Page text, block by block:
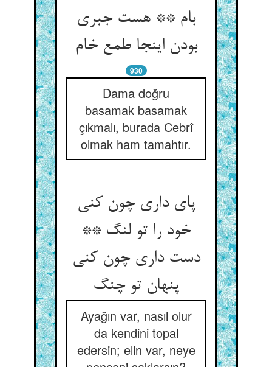
بام ** هست جبری
بودن اینجا طمع خام‌‌
930
Dama doğru
basamak basamak
çıkmalı, burada Cebrî
olmak ham tamahtır.
پای داری چون کنی
خود را تو لنگ **
دست داری چون کنی
Ayağın var, nasıl olur
da kendini topal
edersin; elin var, neye